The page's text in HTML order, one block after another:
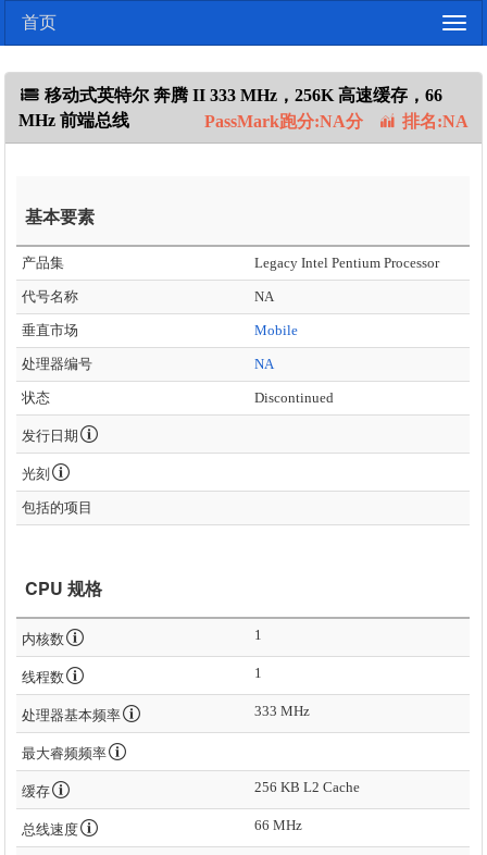
首页
移动式英特尔 奔腾 II 333 MHz，256K 高速缓存，66
MHz 前端总线
PassMark跑分:NA分 排名:NA
基本要素
产品集 Legacy Intel Pentium Processor
代号名称 NA
垂直市场 Mobile
处理器编号 NA
状态 Discontinued
发行日期
光刻
包括的项目
CPU 规格
内核数 1
线程数 1
处理器基本频率 333 MHz
最大睿频频率
缓存 256 KB L2 Cache
总线速度 66 MHz